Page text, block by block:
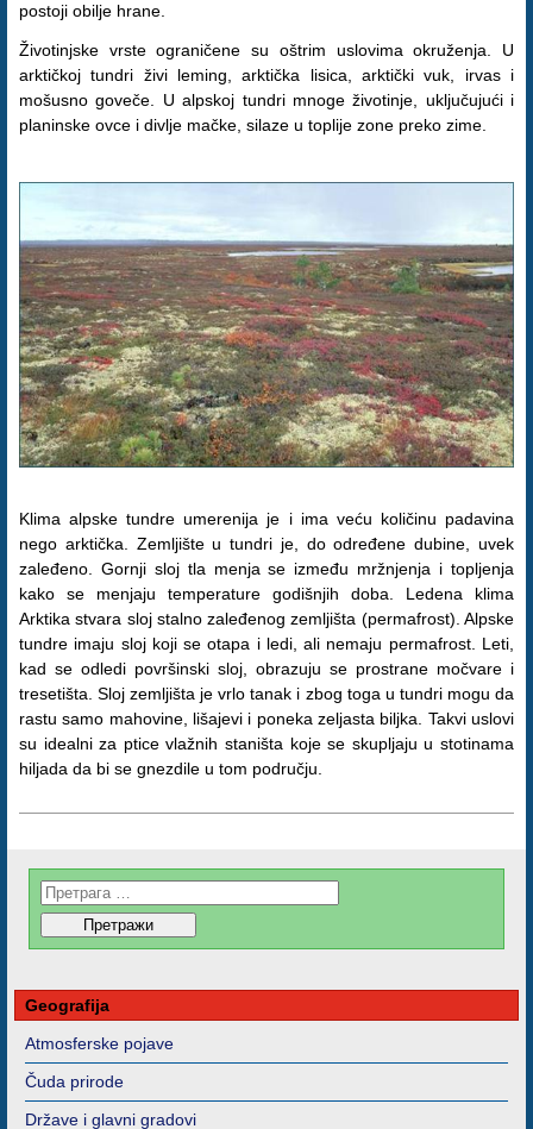
postoji obilje hrane.
Životinjske vrste ograničene su oštrim uslovima okruženja. U
arktičkoj tundri živi leming, arktička lisica, arktički vuk, irvas i
mošusno goveče. U alpskoj tundri mnoge životinje, uključujući i
planinske ovce i divlje mačke, silaze u toplije zone preko zime.
Klima alpske tundre umerenija je i ima veću količinu padavina
nego arktička. Zemljište u tundri je, do određene dubine, uvek
zaleđeno. Gornji sloj tla menja se između mržnjenja i topljenja
kako se menjaju temperature godišnjih doba. Ledena klima
Arktika stvara sloj stalno zaleđenog zemljišta (permafrost). Alpske
tundre imaju sloj koji se otapa i ledi, ali nemaju permafrost. Leti,
kad se odledi površinski sloj, obrazuju se prostrane močvare i
tresetišta. Sloj zemljišta je vrlo tanak i zbog toga u tundri mogu da
rastu samo mahovine, lišajevi i poneka zeljasta biljka. Takvi uslovi
su idealni za ptice vlažnih staništa koje se skupljaju u stotinama
hiljada da bi se gnezdile u tom području.
Geografija
Atmosferske pojave
Čuda prirode
Države i glavni gradovi